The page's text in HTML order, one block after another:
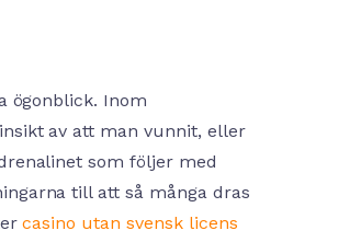
ögonblick. Inom
av att man vunnit, eller
som följer med
till att så många dras
casino utan svensk licens